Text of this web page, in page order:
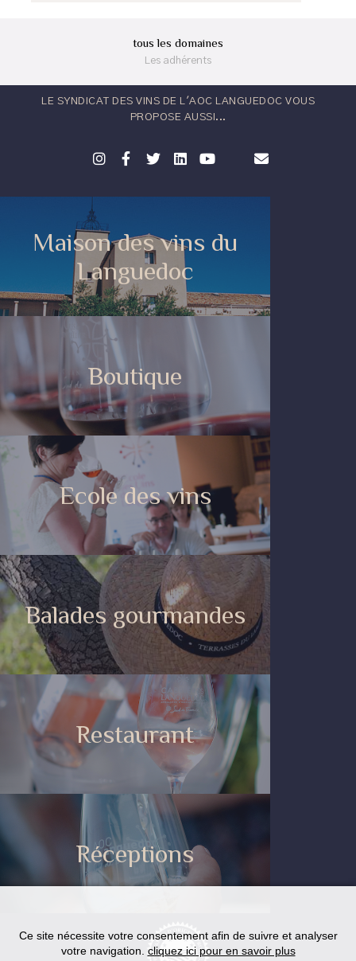
tous les domaines
Les adhérents
LE SYNDICAT DES VINS DE L'AOC LANGUEDOC VOUS
PROPOSE AUSSI...
Maison des vins du
Languedoc
Boutique
Ecole des vins
Balades gourmandes
Restaurant
Réceptions
Ce site nécessite votre consentement afin de suivre et analyser
votre navigation. cliquez ici pour en savoir plus